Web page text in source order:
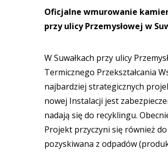
Oficjalne wmurowanie
przy ulicy Przemysłowej w
W Suwałkach przy ulicy
Termicznego Przekształcania
najbardziej strategicznych
nowej Instalacji jest
nadają się do recyklingu.
Projekt przyczyni się również
pozyskiwana z odpadów